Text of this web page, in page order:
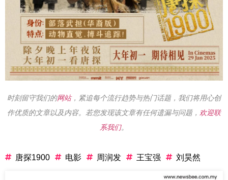
时刻留守我们的网站，紧追每个流行趋势与热门话题，我们将用心创
作优质的文章以及内容。若您发现该文章有任何遗漏与问题， 欢迎联
系我们。
唐探1900 电影 周润发 王宝强 刘昊然